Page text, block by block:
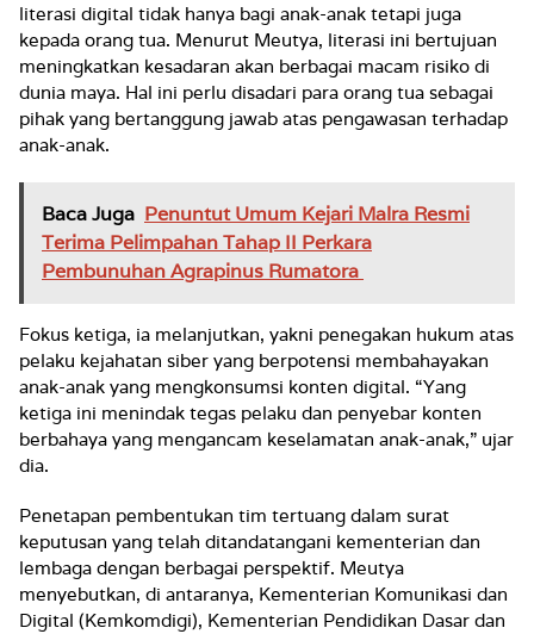
literasi digital tidak hanya bagi anak-anak tetapi juga
kepada orang tua. Menurut Meutya, literasi ini bertujuan
meningkatkan kesadaran akan berbagai macam risiko di
dunia maya. Hal ini perlu disadari para orang tua sebagai
pihak yang bertanggung jawab atas pengawasan terhadap
anak-anak.
Baca Juga Penuntut Umum Kejari Malra Resmi
Terima Pelimpahan Tahap II Perkara
Pembunuhan Agrapinus Rumatora
Fokus ketiga, ia melanjutkan, yakni penegakan hukum atas
pelaku kejahatan siber yang berpotensi membahayakan
anak-anak yang mengkonsumsi konten digital. “Yang
ketiga ini menindak tegas pelaku dan penyebar konten
berbahaya yang mengancam keselamatan anak-anak,” ujar
dia.
Penetapan pembentukan tim tertuang dalam surat
keputusan yang telah ditandatangani kementerian dan
lembaga dengan berbagai perspektif. Meutya
menyebutkan, di antaranya, Kementerian Komunikasi dan
Digital (Kemkomdigi), Kementerian Pendidikan Dasar dan